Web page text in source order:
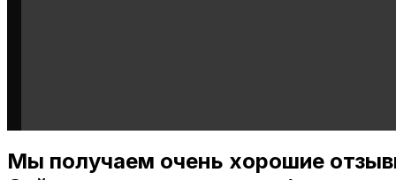
Мы получаем очень хорошие